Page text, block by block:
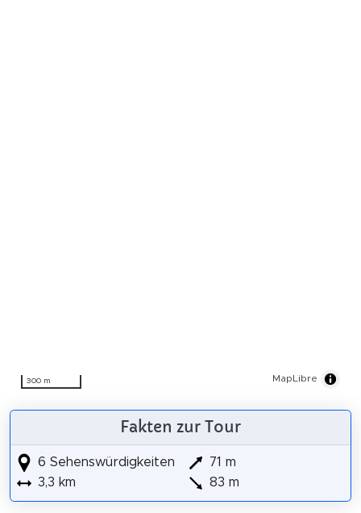
300 m MapLibre
Fakten zur Tour
6 Sehenswürdigkeiten
3,3 km
71 m
83 m